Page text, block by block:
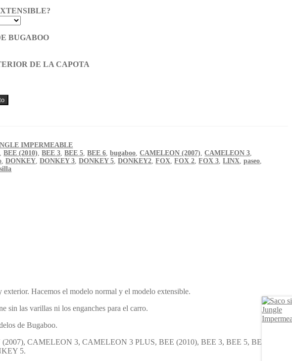
BUGABOO
DE LA CAPOTA
IMPERMEABLE
,BEE (2010) ,BEE 3 ,BEE 5 ,BEE 6 ,bugaboo ,CAMELEON (2007) ,CAMELEON 3
,DONKEY ,DONKEY 3 ,DONKEY 5 ,DONKEY2 ,FOX ,FOX 2 ,FOX 3 ,LINX ,paseo
silla
exterior. Hacemos el modelo normal y el modelo extensible.
sin las varillas ni los enganches para el carro.
de Bugaboo.
CAMELEON 3, CAMELEON 3 PLUS, BEE (2010), BEE 3, BEE 5, BEE 6,
5.